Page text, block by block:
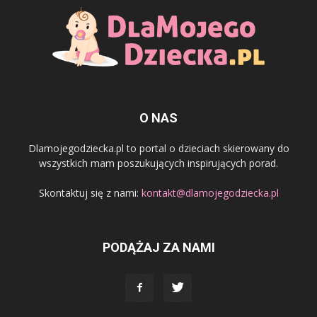
O NAS
Dlamojegodziecka.pl to portal o dzieciach skierowany do
wszystkich mam poszukujących inspirujących porad.
Skontaktuj się z nami: kontakt@dlamojegodziecka.pl
PODĄŻAJ ZA NAMI